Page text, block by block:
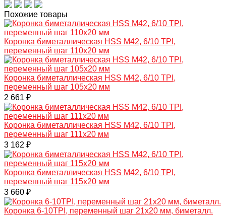
Похожие товары
Коронка биметаллическая HSS M42, 6/10 TPI,
переменный шаг 110х20 мм
Коронка биметаллическая HSS M42, 6/10 TPI,
переменный шаг 105х20 мм
2 661 ₽
Коронка биметаллическая HSS M42, 6/10 TPI,
переменный шаг 111х20 мм
3 162 ₽
Коронка биметаллическая HSS M42, 6/10 TPI,
переменный шаг 115х20 мм
3 660 ₽
Коронка 6-10TPI, переменный шаг 21х20 мм, биметалл.